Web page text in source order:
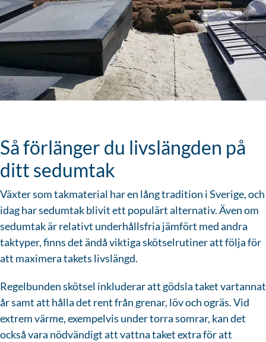
Så förlänger du livslängden på
ditt sedumtak
Växter som takmaterial har en lång tradition i Sverige, och
idag har sedumtak blivit ett populärt alternativ. Även om
sedumtak är relativt underhållsfria jämfört med andra
taktyper, finns det ändå viktiga skötselrutiner att följa för
att maximera takets livslängd.
Regelbunden skötsel inkluderar att gödsla taket vartannat
år samt att hålla det rent från grenar, löv och ogräs. Vid
extrem värme, exempelvis under torra somrar, kan det
också vara nödvändigt att vattna taket extra för att